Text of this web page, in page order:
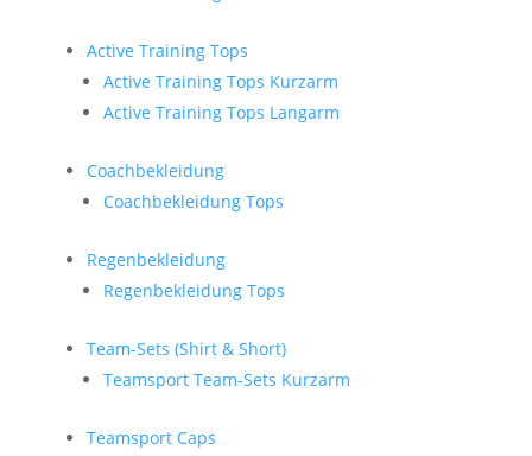
Active Training Tops
Active Training Tops Kurzarm
Active Training Tops Langarm
Coachbekleidung
Coachbekleidung Tops
Regenbekleidung
Regenbekleidung Tops
Team-Sets (Shirt & Short)
Teamsport Team-Sets Kurzarm
Teamsport Caps